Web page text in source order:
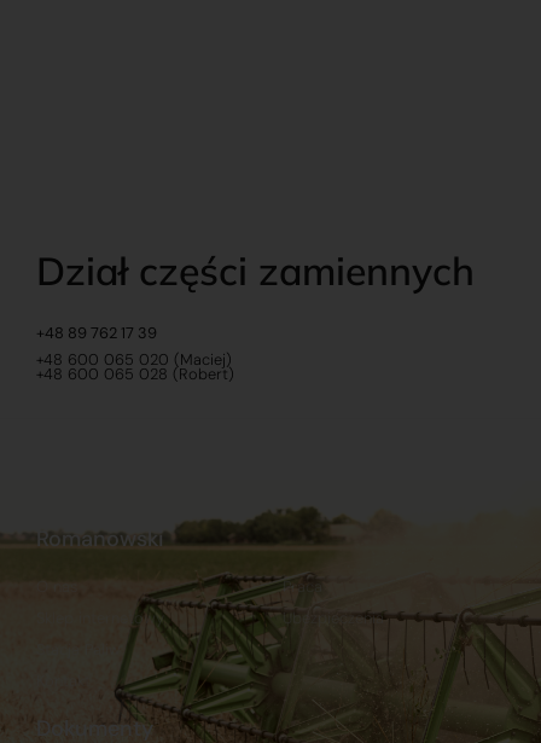
Dział części zamiennych
+48 89 762 17 39
+48 600 065 020 (Maciej)
+48 600 065 028 (Robert)
Dokumenty
Romanowski
Sklep internetowy
Praca
Ubezpieczenia